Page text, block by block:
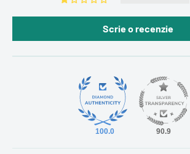
Scrie o recenzie
100.0 90.9